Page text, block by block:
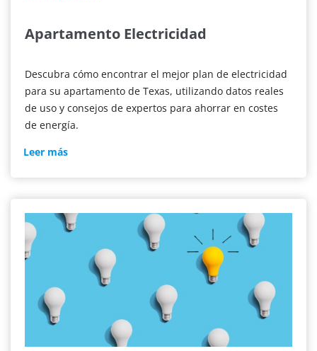
Apartamento Electricidad
Descubra cómo encontrar el mejor plan de electricidad
para su apartamento de Texas, utilizando datos reales
de uso y consejos de expertos para ahorrar en costes
de energía.
Leer másElectricidad